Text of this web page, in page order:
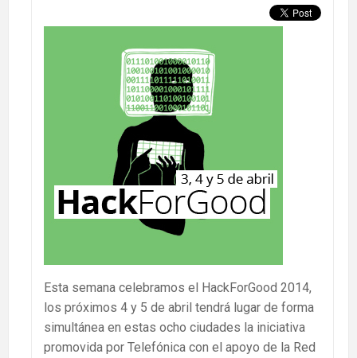
Esta semana celebramos el HackForGood 2014,
los próximos 4 y 5 de abril tendrá lugar de forma
simultánea en estas ocho ciudades la iniciativa
promovida por Telefónica con el apoyo de la Red